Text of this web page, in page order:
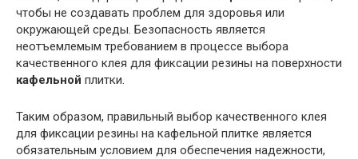
чтобы не создавать проблем для здоровья или
окружающей среды. Безопасность является
неотъемлемым требованием в процессе выбора
качественного клея для фиксации резины на поверхности
кафельной плитки.
Таким образом, правильный выбор качественного клея
для фиксации резины на кафельной плитке является
обязательным условием для обеспечения надежности,